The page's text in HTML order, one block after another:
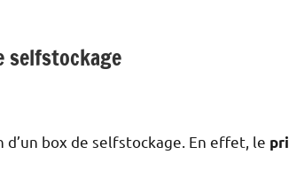
selfstockage
box de selfstockage. En effet, le